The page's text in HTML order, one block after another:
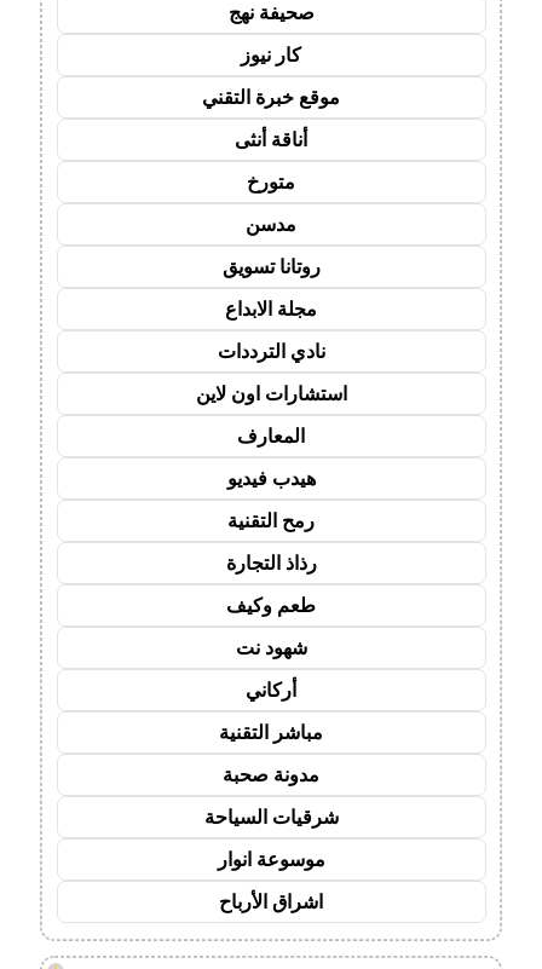
صحيفة نهج
كار نيوز
موقع خبرة التقني
أناقة أنثى
متورخ
مدسن
روتانا تسويق
مجلة الابداع
نادي الترددات
استشارات اون لاين
المعارف
هيدب فيديو
رمح التقنية
رذاذ التجارة
طعم وكيف
شهود نت
أركاني
مباشر التقنية
مدونة صحبة
شرقيات السياحة
موسوعة انوار
اشراق الأرباح